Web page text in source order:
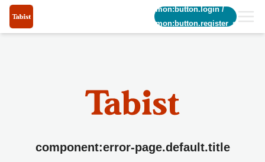
common:button.login/
common:button.register_short
component:error-page.default.title